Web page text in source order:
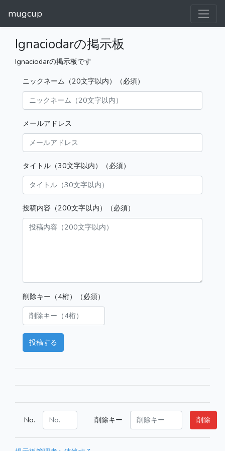
mugcup
Ignaciodarの掲示板
Ignaciodarの掲示板です
ニックネーム（20文字以内）（必須）
メールアドレス
タイトル（30文字以内）（必須）
投稿内容（200文字以内）（必須）
削除キー（4桁）（必須）
投稿する
No. 削除キー 削除